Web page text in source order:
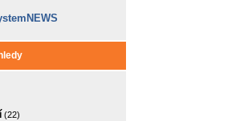
(22)